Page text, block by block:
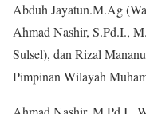
Abduh Jayatun.M.Ag
Ahmad Nashir, S.Pd.I.,
Sulsel), dan Rizal
Pimpinan Wilayah